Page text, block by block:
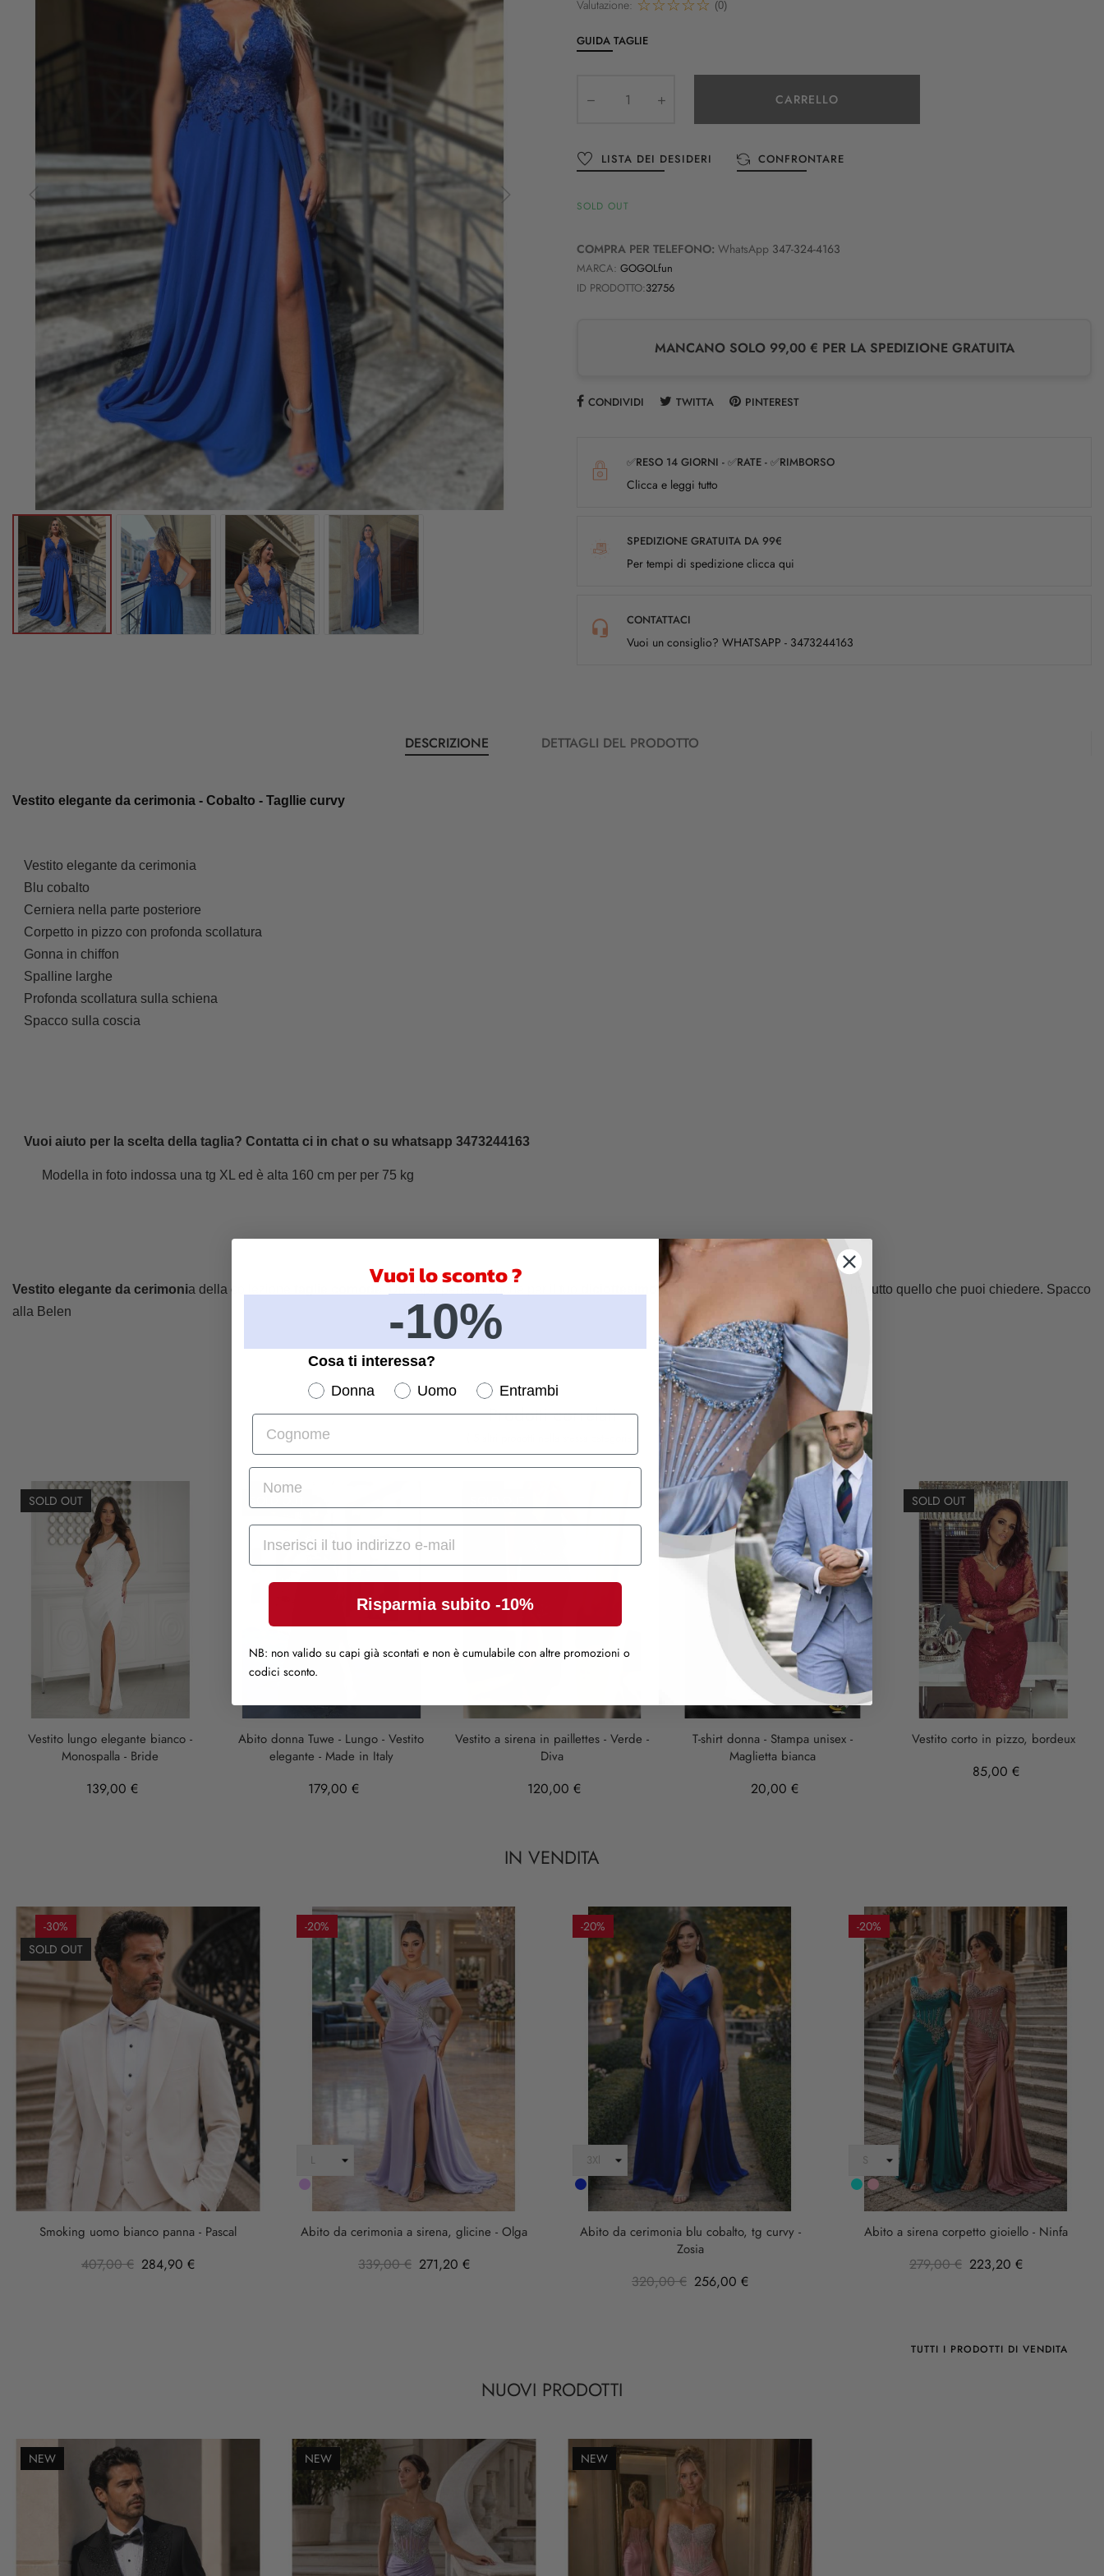
Valutazione: (0)
GUIDA TAGLIE
CARRELLO
LISTA DEI DESIDERI CONFRONTARE
SOLD OUT
COMPRA PER TELEFONO: WhatsApp 347-324-4163
MARCA: GOGOLfun
ID PRODOTTO:32756
MANCANO SOLO 99,00 € PER LA SPEDIZIONE GRATUITA
CONDIVIDI TWITTA PINTEREST
✅RESO 14 GIORNI - ✅RATE - ✅RIMBORSO
Clicca e leggi tutto
SPEDIZIONE GRATUITA DA 99€
Per tempi di spedizione clicca qui
CONTATTACI
Vuoi un consiglio? WHATSAPP - 3473244163
DESCRIZIONE DETTAGLI DEL PRODOTTO
Vestito elegante da cerimonia - Cobalto - Tagllie curvy
Vestito elegante da cerimonia
Blu cobalto
Cerniera nella parte posteriore
Corpetto in pizzo con profonda scollatura
Gonna in chiffon
Spalline larghe
Profonda scollatura sulla schiena
Spacco sulla coscia
Vuoi aiuto per la scelta della taglia? Contatta ci in chat o su whatsapp 3473244163
Modella in foto indossa una tg XL ed è alta 160 cm per per 75 kg
Vestito elegante da cerimonia della collezione diciottesimo compleanno
. Super sensuale... ha tutto quello che puoi chiedere. Spacco
alla Belen
Prodotti correlati
SOLD OUT
Vestito lungo elegante bianco -
Monospalla - Bride
139,00 €
Abito donna Tuwe - Lungo - Vestito
elegante - Made in Italy
179,00 €
Vestito a sirena in paillettes - Verde -
Diva
120,00 €
T-shirt donna - Stampa unisex -
Maglietta bianca
20,00 €
SOLD OUT
Vestito corto in pizzo, bordeux
85,00 €
IN VENDITA
-30%
SOLD OUT
Smoking uomo bianco panna - Pascal
407,00 € 284,90 €
-20%
LILLA
Abito da cerimonia a sirena, glicine - Olga
339,00 € 271,20 €
-20%
Cobalto
Abito da cerimonia blu cobalto, tg curvy -
Zosia
320,00 € 256,00 €
-20%
Turchese
rosa
anticha
Abito a sirena corpetto gioiello - Ninfa
279,00 € 223,20 €
TUTTI I PRODOTTI DI VENDITA
NUOVI PRODOTTI
NEW NEW NEW
Vuoi lo sconto ?
-10%
Cosa ti interessa?
Donna
Uomo
Entrambi
Cognome
nome
Mail
Risparmia subito -10%
NB: non valido su capi già scontati e non è cumulabile con altre promozioni o
codici sconto.